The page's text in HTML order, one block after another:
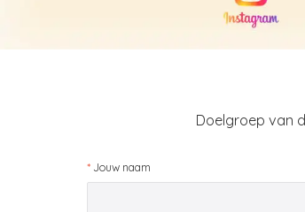
Doelgroep van
* Jouw naam